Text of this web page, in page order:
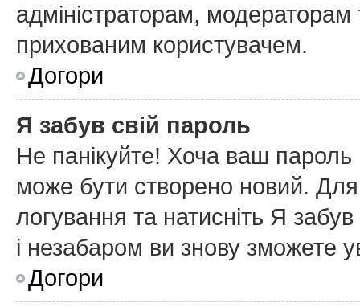
адміністраторам,
прихованим користувачем.
Догори
Я забув свій пароль
Не панікуйте! Хоча ваш
може бути створено новий. Для
логування та натисніть Я забув
і незабаром ви знову зможете
Догори